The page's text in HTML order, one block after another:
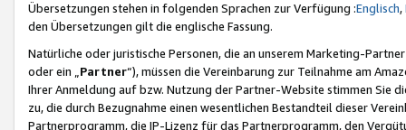
Übersetzungen stehen in folgenden Sprachen zur Verfügung :Englisch,
den Übersetzungen gilt die englische Fassung.
Natürliche oder juristische Personen, die an unserem Marketing-
oder ein „Partner“), müssen die Vereinbarung zur Teilnahme am
Ihrer Anmeldung auf bzw. Nutzung der Partner-Website stimmen Sie
zu, die durch Bezugnahme einen wesentlichen Bestandteil dieser
Partnerprogramm, die IP-Lizenz für das Partnerprogramm, den